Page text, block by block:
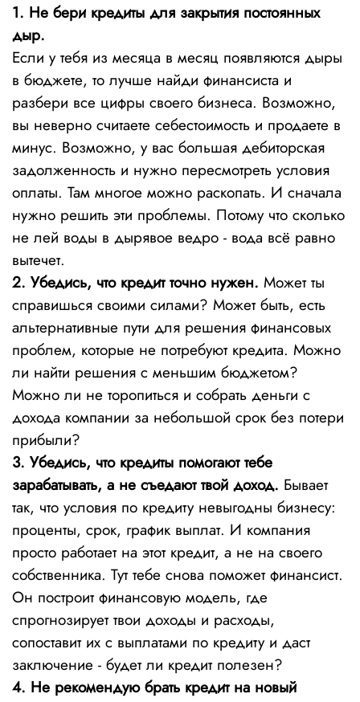
1. Не бери кредиты для закрытия постоянных
дыр.
Если у тебя из месяца в месяц появляются дыры
в бюджете, то лучше найди финансиста и
разбери все цифры своего бизнеса. Возможно,
вы неверно считаете себестоимость и продаете в
минус. Возможно, у вас большая дебиторская
задолженность и нужно пересмотреть условия
оплаты. Там многое можно раскопать. И сначала
нужно решить эти проблемы. Потому что сколько
не лей воды в дырявое ведро - вода всё равно
вытечет.
2. Убедись, что кредит точно нужен. Может ты
справишься своими силами? Может быть, есть
альтернативные пути для решения финансовых
проблем, которые не потребуют кредита. Можно
ли найти решения с меньшим бюджетом?
Можно ли не торопиться и собрать деньги с
дохода компании за небольшой срок без потери
прибыли?
3. Убедись, что кредиты помогают тебе
зарабатывать, а не съедают твой доход. Бывает
так, что условия по кредиту невыгодны бизнесу:
проценты, срок, график выплат. И компания
просто работает на этот кредит, а не на своего
собственника. Тут тебе снова поможет финансист.
Он построит финансовую модель, где
спрогнозирует твои доходы и расходы,
сопоставит их с выплатами по кредиту и даст
заключение - будет ли кредит полезен?
4. Не рекомендую брать кредит на новый